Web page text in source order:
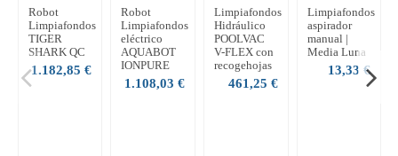
Robot
Limpiafondos
TIGER
SHARK QC
1.182,85 €
Robot
Limpiafondos
eléctrico
AQUABOT
IONPURE
1.108,03 €
Limpiafondos
Hidráulico
POOLVAC
V-FLEX con
recogehojas
461,25 €
Limpiafondos
aspirador
manual |
Media Luna
13,33 €